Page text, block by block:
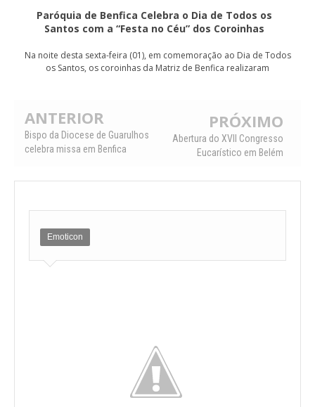
Paróquia de Benfica Celebra o Dia de Todos os
Santos com a “Festa no Céu” dos Coroinhas
Na noite desta sexta-feira (01), em comemoração ao Dia de Todos
os Santos, os coroinhas da Matriz de Benfica realizaram
ANTERIOR
Bispo da Diocese de Guarulhos
celebra missa em Benfica
PRÓXIMO
Abertura do XVII Congresso
Eucarístico em Belém
Emoticon